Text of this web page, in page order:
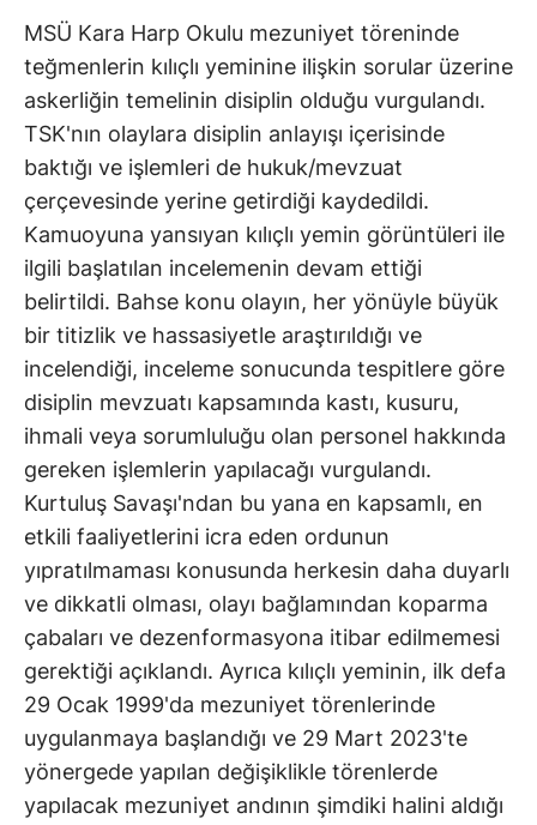
MSÜ Kara Harp Okulu mezuniyet töreninde
teğmenlerin kılıçlı yeminine ilişkin sorular üzerine
askerliğin temelinin disiplin olduğu vurgulandı.
TSK'nın olaylara disiplin anlayışı içerisinde
baktığı ve işlemleri de hukuk/mevzuat
çerçevesinde yerine getirdiği kaydedildi.
Kamuoyuna yansıyan kılıçlı yemin görüntüleri ile
ilgili başlatılan incelemenin devam ettiği
belirtildi. Bahse konu olayın, her yönüyle büyük
bir titizlik ve hassasiyetle araştırıldığı ve
incelendiği, inceleme sonucunda tespitlere göre
disiplin mevzuatı kapsamında kastı, kusuru,
ihmali veya sorumluluğu olan personel hakkında
gereken işlemlerin yapılacağı vurgulandı.
Kurtuluş Savaşı'ndan bu yana en kapsamlı, en
etkili faaliyetlerini icra eden ordunun
yıpratılmaması konusunda herkesin daha duyarlı
ve dikkatli olması, olayı bağlamından koparma
çabaları ve dezenformasyona itibar edilmemesi
gerektiği açıklandı. Ayrıca kılıçlı yeminin, ilk defa
29 Ocak 1999'da mezuniyet törenlerinde
uygulanmaya başlandığı ve 29 Mart 2023'te
yönergede yapılan değişiklikle törenlerde
yapılacak mezuniyet andının şimdiki halini aldığı